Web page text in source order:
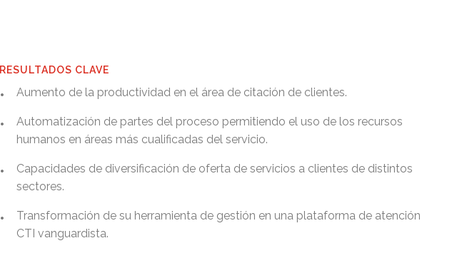
RESULTADOS CLAVE
• Aumento de la productividad en el área de citación de clientes.
•
Automatización de partes del proceso permitiendo el uso de los recursos
humanos en áreas más cualificadas del servicio.
•
Capacidades de diversificación de oferta de servicios a clientes de distintos
sectores.
•
Transformación de su herramienta de gestión en una plataforma de atención
CTI vanguardista.